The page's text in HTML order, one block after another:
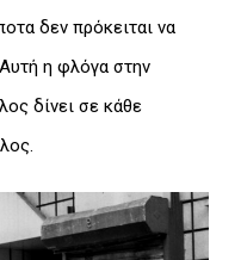
δεν πρόκειται να
η φλόγα στην
δίνει σε κάθε